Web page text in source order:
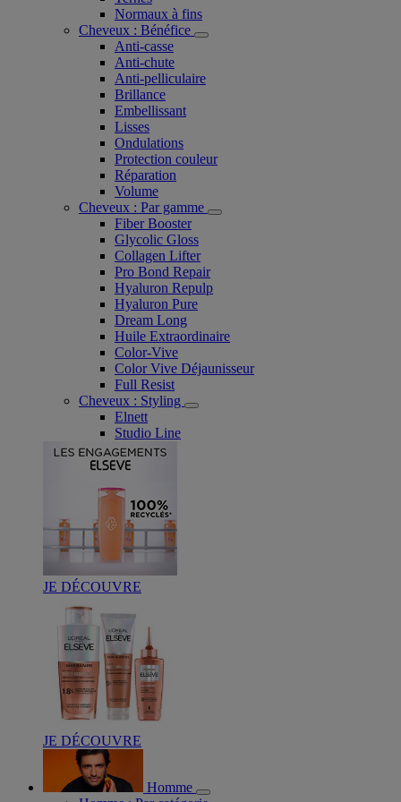
Normaux à fins
Cheveux : Bénéfice
Anti-casse
Anti-chute
Anti-pelliculaire​
Brillance
Embellissant
Lisses
Ondulations
Protection couleur​
Réparation
Volume
Cheveux : Par gamme
Fiber Booster
Glycolic Gloss
Collagen Lifter
Pro Bond Repair
Hyaluron Repulp
Hyaluron Pure
Dream Long
Huile Extraordinaire
Color-Vive
Color Vive Déjaunisseur
Full Resist
Cheveux : Styling
Elnett
Studio Line
JE DÉCOUVRE
JE DÉCOUVRE
Homme